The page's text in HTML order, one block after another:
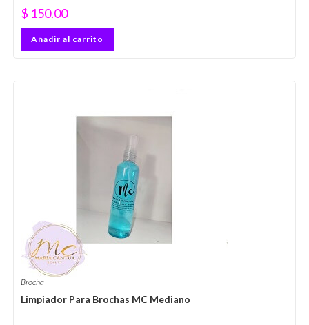
$ 150.00
Añadir al carrito
Brocha
Limpiador Para Brochas MC Mediano